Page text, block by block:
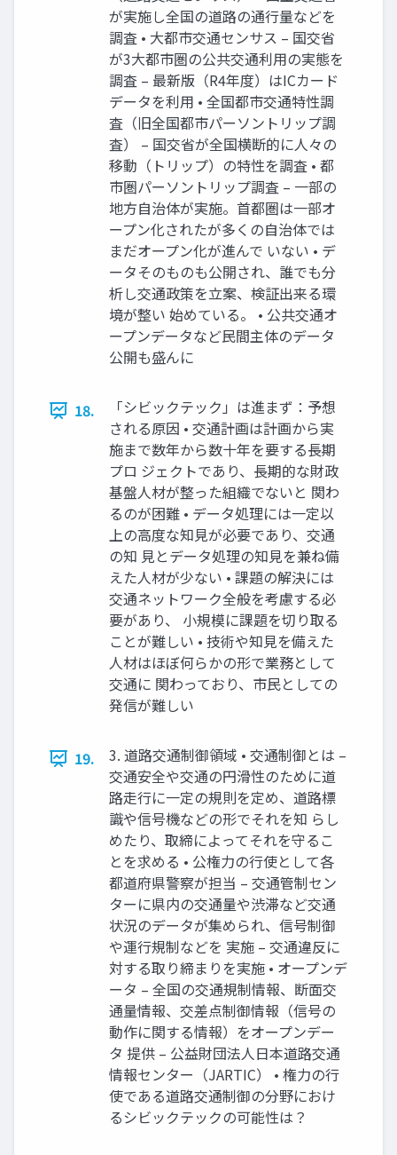
が実施し全国の道路の通行量などを
調査 • 大都市交通センサス – 国交省
が3大都市圏の公共交通利用の実態を
調査 – 最新版（R4年度）はICカード
データを利用 • 全国都市交通特性調
査（旧全国都市パーソントリップ調
査） – 国交省が全国横断的に人々の
移動（トリップ）の特性を調査 • 都
市圏パーソントリップ調査 – 一部の
地方自治体が実施。首都圏は一部オ
ープン化されたが多くの自治体では
まだオープン化が進んで いない • デ
ータそのものも公開され、誰でも分
析し交通政策を立案、検証出来る環
境が整い 始めている。 • 公共交通オ
ープンデータなど民間主体のデータ
公開も盛んに
18.
「シビックテック」は進まず：予想
される原因 • 交通計画は計画から実
施まで数年から数十年を要する長期
プロ ジェクトであり、長期的な財政
基盤人材が整った組織でないと 関わ
るのが困難 • データ処理には一定以
上の高度な知見が必要であり、交通
の知 見とデータ処理の知見を兼ね備
えた人材が少ない • 課題の解決には
交通ネットワーク全般を考慮する必
要があり、 小規模に課題を切り取る
ことが難しい • 技術や知見を備えた
人材はほぼ何らかの形で業務として
交通に 関わっており、市民としての
発信が難しい
19.
3. 道路交通制御領域 • 交通制御とは –
交通安全や交通の円滑性のために道
路走行に一定の規則を定め、道路標
識や信号機などの形でそれを知 らし
めたり、取締によってそれを守るこ
とを求める • 公権力の行使として各
都道府県警察が担当 – 交通管制セン
ターに県内の交通量や渋滞など交通
状況のデータが集められ、信号制御
や運行規制などを 実施 – 交通違反に
対する取り締まりを実施 • オープンデ
ータ – 全国の交通規制情報、断面交
通量情報、交差点制御情報（信号の
動作に関する情報）をオープンデー
タ 提供 – 公益財団法人日本道路交通
情報センター（JARTIC） • 権力の行
使である道路交通制御の分野におけ
るシビックテックの可能性は？